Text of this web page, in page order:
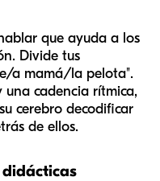
que ayuda a los
Divide tus
a mamá/la pelota".
cadencia rítmica,
cerebro decodificar
de ellos.
didácticas